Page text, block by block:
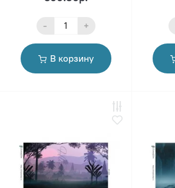
- +
В корзину